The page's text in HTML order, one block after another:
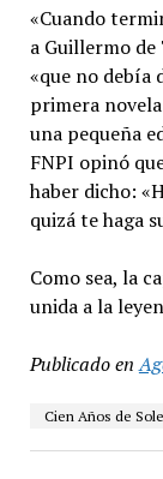
«Cuando
a Guillermo de
«que no debía
primera
una pequeña
FNPI opinó
haber dicho:
quizá te haga
Como sea, la
unida a la
Publicado en
Cien Años de